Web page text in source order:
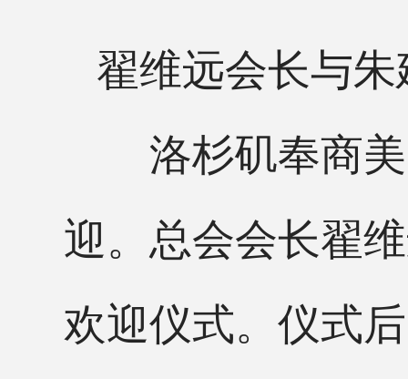
翟维远会长与
洛杉矶奉商美
迎。总会会长翟
欢迎仪式。仪式